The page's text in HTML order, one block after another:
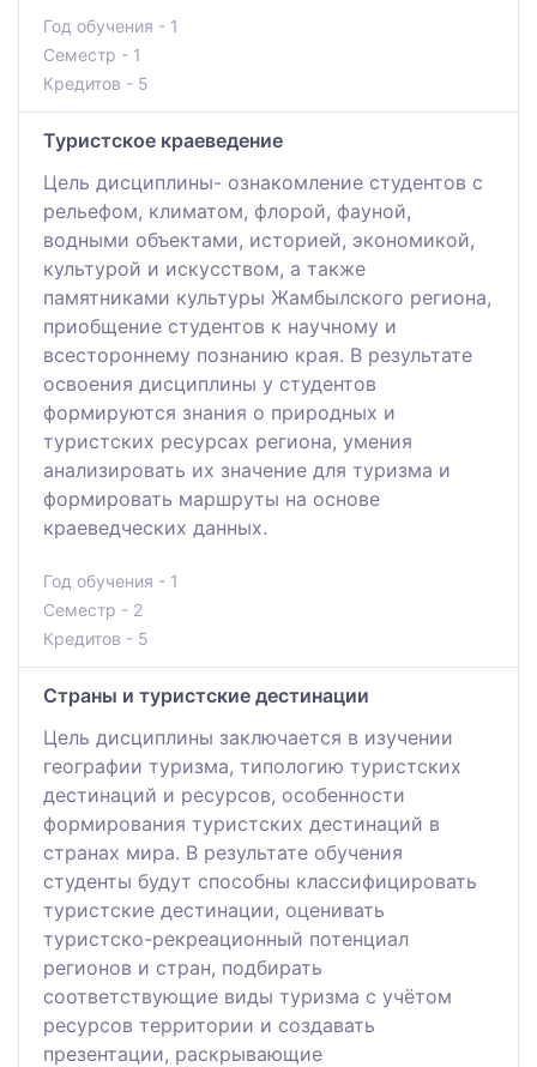
Год обучения - 1
Семестр - 1
Кредитов - 5
Туристское краеведение
Цель дисциплины- ознакомление студентов с
рельефом, климатом, флорой, фауной,
водными объектами, историей, экономикой,
культурой и искусством, а также
памятниками культуры Жамбылского региона,
приобщение студентов к научному и
всестороннему познанию края. В результате
освоения дисциплины у студентов
формируются знания о природных и
туристских ресурсах региона, умения
анализировать их значение для туризма и
формировать маршруты на основе
краеведческих данных.
Год обучения - 1
Семестр - 2
Кредитов - 5
Страны и туристские дестинации
Цель дисциплины заключается в изучении
географии туризма, типологию туристских
дестинаций и ресурсов, особенности
формирования туристских дестинаций в
странах мира. В результате обучения
студенты будут способны классифицировать
туристские дестинации, оценивать
туристско-рекреационный потенциал
регионов и стран, подбирать
соответствующие виды туризма с учётом
ресурсов территории и создавать
презентации, раскрывающие